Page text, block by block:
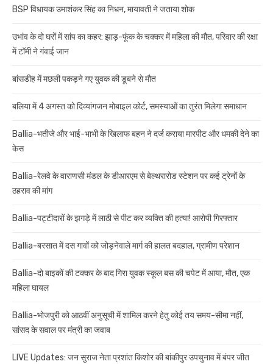
BSP विधायक उमाशंकर सिंह का निधन, मायावती ने जताया शोक
उभांव के दो घरों में सांप का कहर: झाड़-फूंक के चक्कर में महिला की मौत, परिवार की रक्षा
में टॉमी ने गंवाई जान
बांसडीह में मछली पकड़ने गए युवक की डूबने से मौत
बलिया में 4 अगस्त को दिव्यांगजन मोबाइल कोर्ट, समस्याओं का तुरंत मिलेगा समाधान
Ballia-भतीजे और भाई-भाभी के खिलाफ बहन ने दर्ज कराया मारपीट और धमकी देने का
केस
Ballia-रेलवे के वाराणसी मंडल के डीआरएम से बेल्थरारोड स्टेशन पर कई ट्रेनों के
ठहराव की मांग
Ballia-पट्टीदारों के झगड़े में लाठी से पीट कर व्यक्ति की हत्या! आरोपी गिरफ्तार
Ballia-बरसात में दस गावों को जोड़नेवाले मार्ग की हालत बदहाल, ग्रामीण परेशान
Ballia-दो बाइकों की टक्कर के बाद गिरा युवक स्कूल बस की चपेट में आया, मौत, एक
महिला घायल
Ballia-भोजपुरी को आठवीं अनुसूची में शामिल करने हेतु कोई तय समय-सीमा नहीं,
सांसद के सवाल पर मंत्री का जवाब
LIVE Updates: जन सुराज नेता प्रशांत किशोर की बांकीपुर उपचुनाव में बंपर जीत